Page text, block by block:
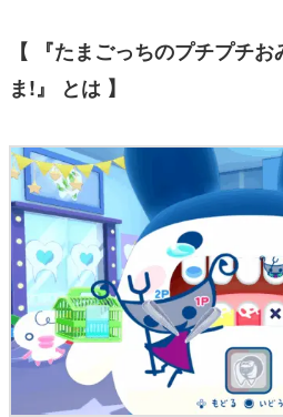
【 『たまごっちのプチプチ
ま!』 とは 】